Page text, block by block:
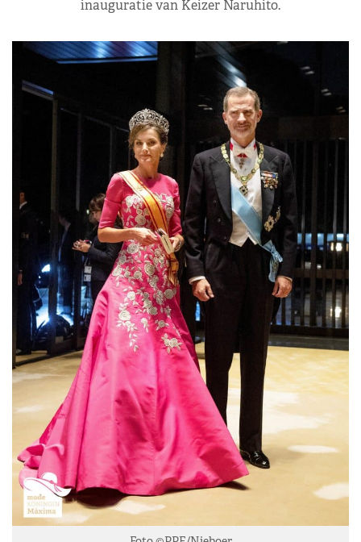
inauguratie van Keizer Naruhito.